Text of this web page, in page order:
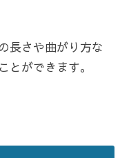
長さや曲がり方な
とができます。